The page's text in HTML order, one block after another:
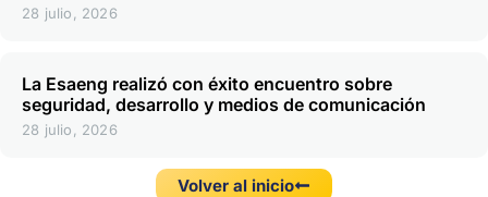
28 julio, 2026
La Esaeng realizó con éxito encuentro sobre
seguridad, desarrollo y medios de comunicación
28 julio, 2026
Volver al inicio